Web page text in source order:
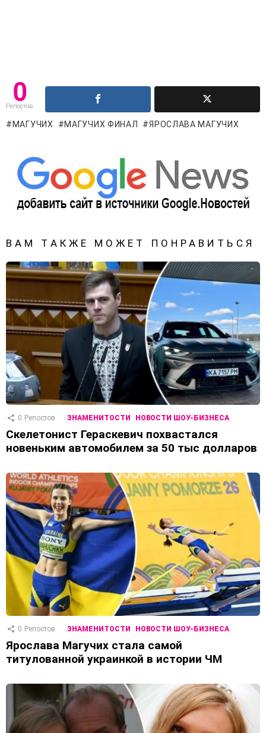
0
Репостов
МАГУЧИХ МАГУЧИХ ФИНАЛ ЯРОСЛАВА МАГУЧИХ
ВАМ ТАКЖЕ МОЖЕТ ПОНРАВИТЬСЯ
0 Репостов ЗНАМЕНИТОСТИ НОВОСТИ ШОУ-БИЗНЕСА
Скелетонист Гераскевич похвастался
новеньким автомобилем за 50 тыс долларов
0 Репостов ЗНАМЕНИТОСТИ НОВОСТИ ШОУ-БИЗНЕСА
Ярослава Магучих стала самой
титулованной украинкой в ​​истории ЧМ